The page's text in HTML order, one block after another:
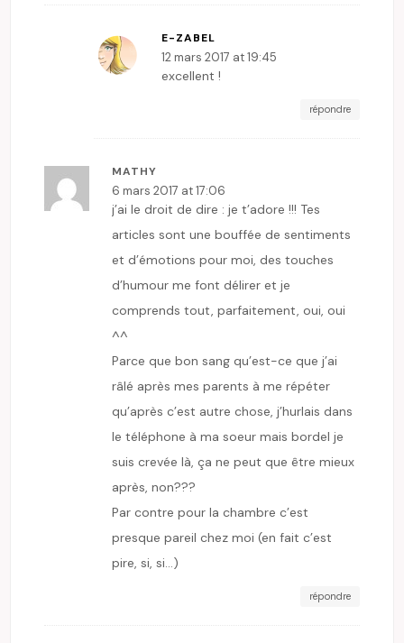
E-ZABEL
12 mars 2017 at 19:45
excellent !
répondre
MATHY
6 mars 2017 at 17:06
j’ai le droit de dire : je t’adore !!! Tes
articles sont une bouffée de sentiments
et d’émotions pour moi, des touches
d’humour me font délirer et je
comprends tout, parfaitement, oui, oui
^^
Parce que bon sang qu’est-ce que j’ai
râlé après mes parents à me répéter
qu’après c’est autre chose, j’hurlais dans
le téléphone à ma soeur mais bordel je
suis crevée là, ça ne peut que être mieux
après, non???
Par contre pour la chambre c’est
presque pareil chez moi (en fait c’est
pire, si, si…)
répondre